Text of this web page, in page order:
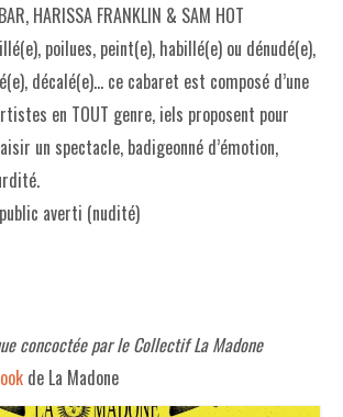
HARISSA FRANKLIN & SAM HOT
poilues, peint(e), habillé(e) ou dénudé(e),
décalé(e)… ce cabaret est composé d’une
en TOUT genre, iels proposent pour
un spectacle, badigeonné d’émotion,
averti (nudité)
concoctée par le Collectif La Madone
de La Madone